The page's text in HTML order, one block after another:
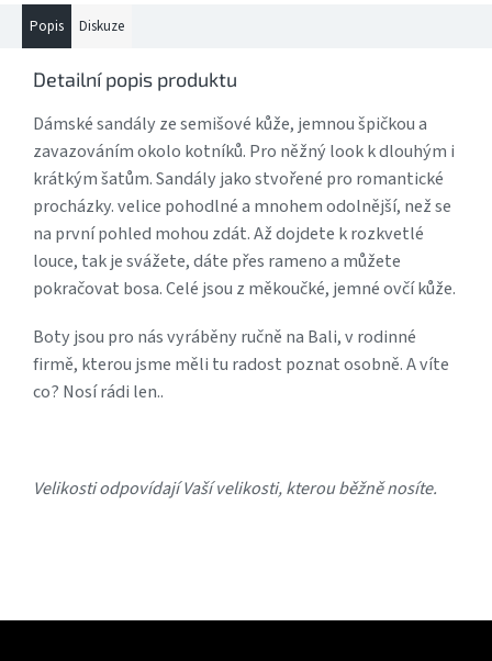
Popis Diskuze
Detailní popis produktu
Dámské sandály ze semišové kůže, jemnou špičkou a
zavazováním okolo kotníků. Pro něžný look k dlouhým i
krátkým šatům. Sandály jako stvořené pro romantické
procházky. velice pohodlné a mnohem odolnější, než se
na první pohled mohou zdát. Až dojdete k rozkvetlé
louce, tak je svážete, dáte přes rameno a můžete
pokračovat bosa. Celé jsou z měkoučké, jemné ovčí kůže.
Boty jsou pro nás vyráběny ručně na Bali, v rodinné
firmě, kterou jsme měli tu radost poznat osobně. A víte
co? Nosí rádi len..
Velikosti odpovídají Vaší velikosti, kterou běžně nosíte.